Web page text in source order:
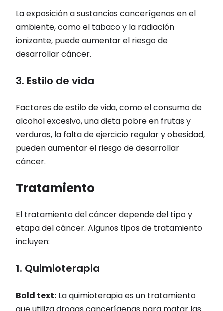
La exposición a sustancias cancerígenas en el
ambiente, como el tabaco y la radiación
ionizante, puede aumentar el riesgo de
desarrollar cáncer.
3. Estilo de vida
Factores de estilo de vida, como el consumo de
alcohol excesivo, una dieta pobre en frutas y
verduras, la falta de ejercicio regular y obesidad,
pueden aumentar el riesgo de desarrollar
cáncer.
Tratamiento
El tratamiento del cáncer depende del tipo y
etapa del cáncer. Algunos tipos de tratamiento
incluyen:
1. Quimioterapia
Bold text: La quimioterapia es un tratamiento